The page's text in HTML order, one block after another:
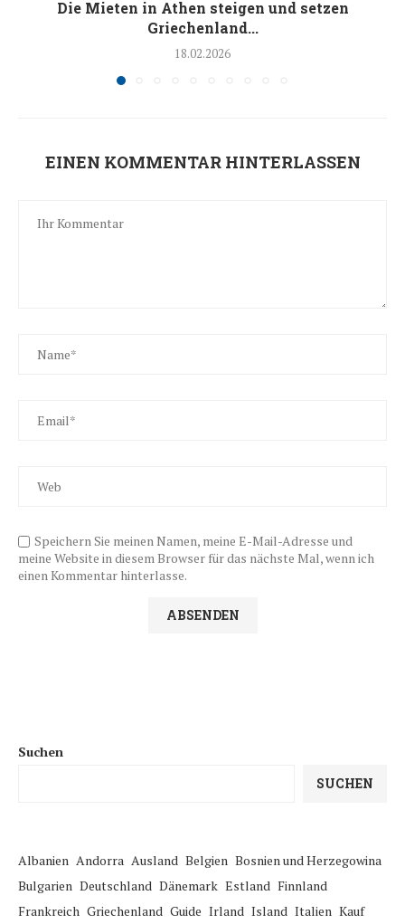
Die Mieten in Athen steigen und setzen
Griechenland...
18.02.2026
EINEN KOMMENTAR HINTERLASSEN
Speichern Sie meinen Namen, meine E-Mail-Adresse und
meine Website in diesem Browser für das nächste Mal, wenn ich
einen Kommentar hinterlasse.
Suchen
SUCHEN
Albanien Andorra Ausland Belgien Bosnien und Herzegowina
Bulgarien Deutschland Dänemark Estland Finnland
Frankreich Griechenland Guide Irland Island Italien Kauf